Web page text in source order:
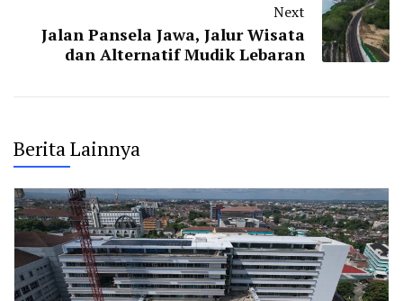
Next
Jalan Pansela Jawa, Jalur Wisata
dan Alternatif Mudik Lebaran
Berita Lainnya